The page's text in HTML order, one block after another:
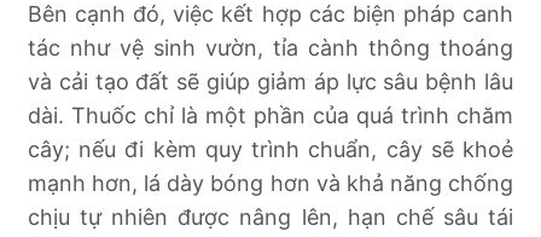
Bên cạnh đó, việc kết hợp các biện pháp canh
tác như vệ sinh vườn, tỉa cành thông thoáng
và cải tạo đất sẽ giúp giảm áp lực sâu bệnh lâu
dài. Thuốc chỉ là một phần của quá trình chăm
cây; nếu đi kèm quy trình chuẩn, cây sẽ khoẻ
mạnh hơn, lá dày bóng hơn và khả năng chống
chịu tự nhiên được nâng lên, hạn chế sâu tái